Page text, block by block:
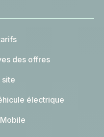
des offres
site
électrique